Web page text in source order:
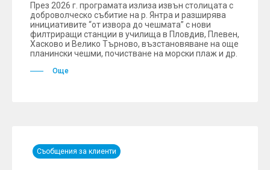
През 2026 г. програмата излиза извън столицата с
доброволческо събитие на р. Янтра и разширява
инициативите “от извора до чешмата” с нови
филтриращи станции в училища в Пловдив, Плевен,
Хасково и Велико Търново, възстановяване на още
планински чешми, почистване на морски плаж и др.
Още
Съобщения за клиенти